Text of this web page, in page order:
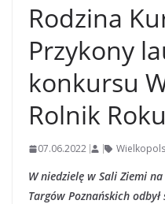
Rodzina
Przykony
konkursu
Rolnik Roku
07.06.2022
W niedzielę w Sali Ziemi
Targów Poznańskich